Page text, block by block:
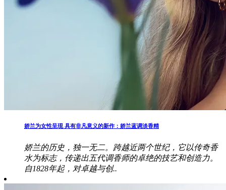
娇兰为女性呈现 具有非凡意义的新作：娇兰蓝调淡香精
娇兰的历史，独一无二。跨越近两个世纪，它以传奇香
水为标志，传递出五代调香师的卓绝的技艺和创造力。
自1828年起，对卓越与创..